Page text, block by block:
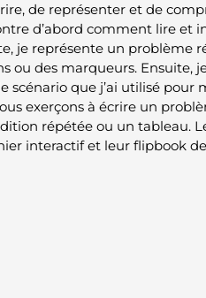
de représenter et de
d’abord comment lire et
je représente un problème
ou des marqueurs.
que j’ai utilisé pour
exerçons à écrire un
répétée ou un tableau.
interactif et leur flipbook